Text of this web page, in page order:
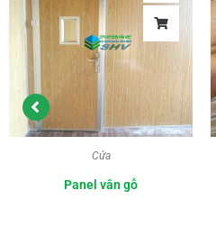
Cửa
Panel vân gỗ